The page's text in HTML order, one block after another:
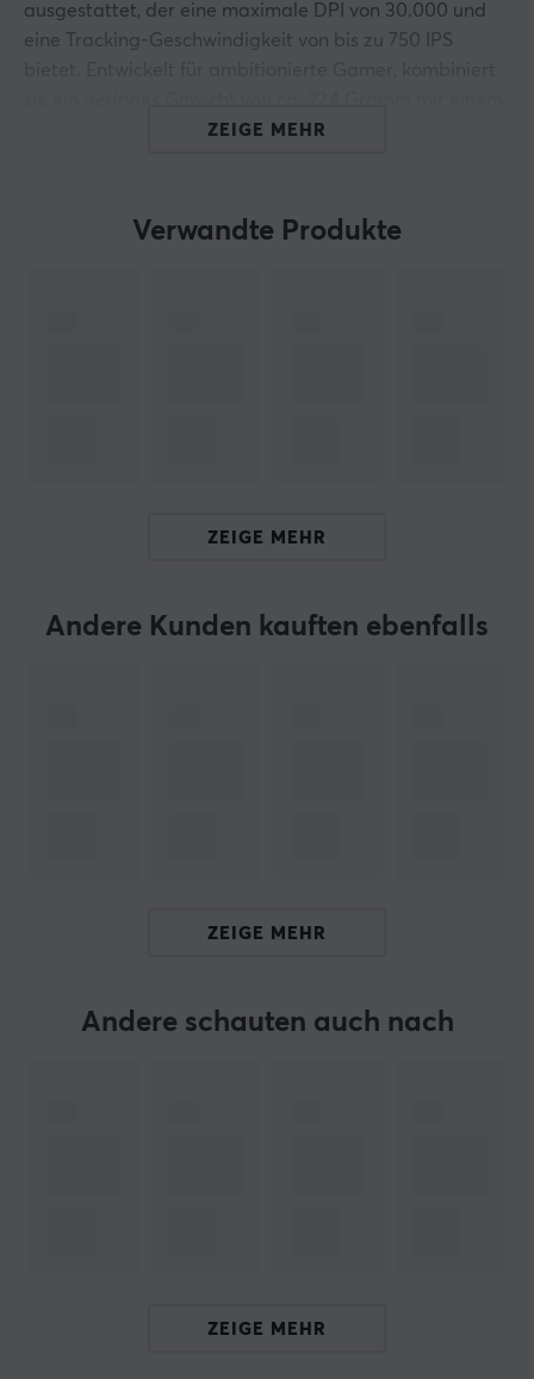
ausgestattet, der eine maximale DPI von 30.000 und
eine Tracking-Geschwindigkeit von bis zu 750 IPS
ergonomischen Formfaktor.
Maus wurden sorgfältig ausgewählt, um sowohl die
Max. DPI: 30.000
Ich bin ein Übersetzungs-Roboter bei MaxGaming & ich
innovatives Denken und ihre schnelle
ZEIGE MEHR
Verwandte Produkte
ZEIGE MEHR
Andere Kunden kauften ebenfalls
ZEIGE MEHR
Andere schauten auch nach
ZEIGE MEHR